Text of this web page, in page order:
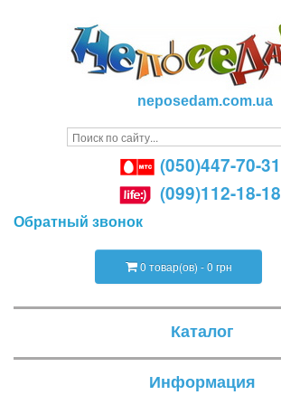
neposedam.com.ua
(050)447-70-31
(099)112-18-18
Обратный звонок
0 товар(ов) - 0 грн
Каталог
Информация